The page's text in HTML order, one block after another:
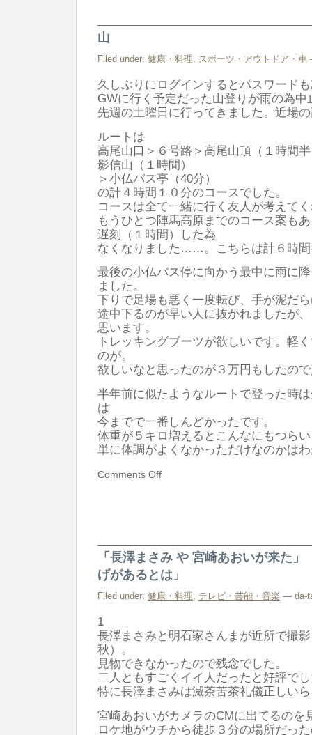
山
Filed under: 健康・料理, スポーツ・アウトドア・車
久しぶりにログインするとパスワード
GWに行く予定だった山登りが雨の為中
先週の土曜日に行ってきました。近場
ルートは
高尾山口＞６号路＞高尾山頂（１時間
影信山（１時間）
＞小仏バス亭（40分）
の計４時間１０分のコースでした。
コースは全て一緒に行く友人が考えて
もうひとつ陣馬高原までのコース案も
遅刻（１時間）した為
なくなりました……。こちらは計６時間
最後の小仏バス停に向かう最中に雨に
ました。
下りで足場も悪く一度転び、手が泥だ
途中下るのが早い人に抜かれましたが
思います。
トレッキングブーツが欲しいです。軽
のが。
欲しいなと思ったのが３万円もしたの
半年前に似たようなルートで登った時
は
今までで一番しんどかったです。
体重が５キロ増えるとこんなにもつら
単に体調がよくなかっただけなのかは
Comments Off
「長澤まさみ や 宮崎あおいが来た
げがあるとは」
Filed under: 健康・料理 テレビ・芸能・音楽 — da-
1
長澤まさみと明石家さんまが近所で撮
秋）。
見物できなかったので残念でした。
二人ともすごくイイ人だったと好評で
特に長澤まさみは滅茶苦茶礼儀正しい
宮崎あおいがカメラのCMに出てるのを
ロケ地がウチから徒歩３分の場所だっ